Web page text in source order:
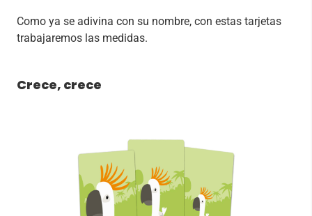
Como ya se adivina con su nombre, con estas tarjetas
trabajaremos las medidas.
Crece, crece